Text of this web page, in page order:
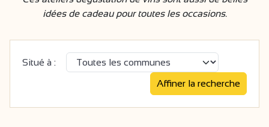
idées de cadeau pour toutes les occasions.
Situé à :